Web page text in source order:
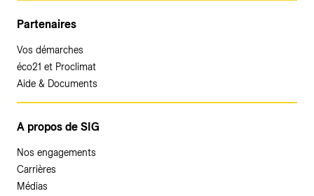
Partenaires
Vos démarches
éco21 et Proclimat
Aide & Documents
A propos de SIG
Nos engagements
Carrières
Médias